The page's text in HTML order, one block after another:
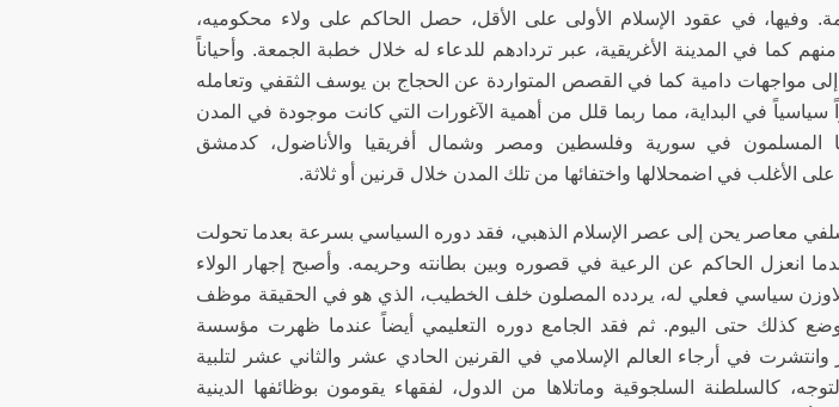
وفيها، في عقود الإسلام الأولى على الأقل، حصل الحاكم على ولاء محكوميه،
كما في المدينة الأغريقية، عبر تردادهم للدعاء له خلال خطبة الجمعة. وأحياناً
إلى مواجهات دامية كما في القصص المتواردة عن الحجاج بن يوسف الثقفي وتعامله
في البداية، مما ربما قلل من أهمية الآغورات التي كانت موجودة في المدن
المسلمون في سورية وفلسطين ومصر وشمال أفريقيا والأناضول، كدمشق
الأغلب في اضمحلالها واختفائها من تلك المدن خلال قرنين أو ثلاثة.
معاصر يحن إلى عصر الإسلام الذهبي، فقد دوره السياسي بسرعة بعدما تحولت
انعزل الحاكم عن الرعية في قصوره وبين بطانته وحريمه. وأصبح إجهار الولاء
لاوزن سياسي فعلي له، يردده المصلون خلف الخطيب، الذي هو في الحقيقة موظف
كذلك حتى اليوم. ثم فقد الجامع دوره التعليمي أيضاً عندما ظهرت مؤسسة
في أرجاء العالم الإسلامي في القرنين الحادي عشر والثاني عشر لتلبية
كالسلطنة السلجوقية وماتلاها من الدول، لفقهاء يقومون بوظائفها الدينية